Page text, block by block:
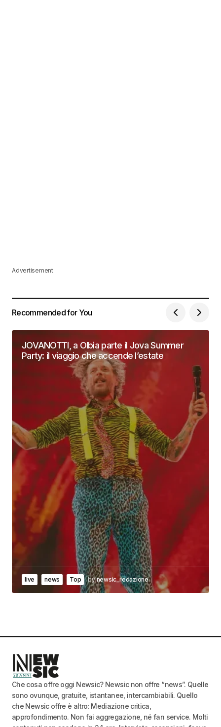
Advertisement
Recommended for You
JOVANOTTI, a Olbia parte il Jova Summer
Party: il viaggio che accende l’estate
live news Top bynewsic_redazione
Che cosa offre oggi Newsic? Newsic non offre “news”. Quelle
sono ovunque, gratuite, istantanee, intercambiabili. Quello
che Newsic offre è altro: Mediazione critica,
approfondimento. Non fai aggregazione, né fan service. Molti